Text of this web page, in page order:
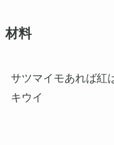
材料
サツマイモあれば
キウ